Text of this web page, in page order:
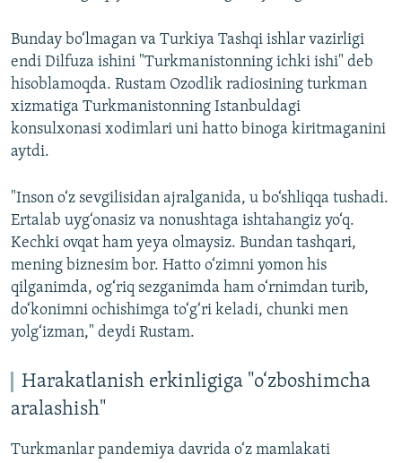
Bunday bo‘lmagan va Turkiya Tashqi ishlar vazirligi
endi Dilfuza ishini "Turkmanistonning ichki ishi" deb
hisoblamoqda. Rustam Ozodlik radiosining turkman
xizmatiga Turkmanistonning Istanbuldagi
konsulxonasi xodimlari uni hatto binoga kiritmaganini
aytdi.
"Inson o‘z sevgilisidan ajralganida, u bo‘shliqqa tushadi.
Ertalab uyg‘onasiz va nonushtaga ishtahangiz yo‘q.
Kechki ovqat ham yeya olmaysiz. Bundan tashqari,
mening biznesim bor. Hatto o‘zimni yomon his
qilganimda, og‘riq sezganimda ham o‘rnimdan turib,
do‘konimni ochishimga to‘g‘ri keladi, chunki men
yolg‘izman," deydi Rustam.
Harakatlanish erkinligiga "o‘zboshimcha
aralashish"
Turkmanlar pandemiya davrida o‘z mamlakati